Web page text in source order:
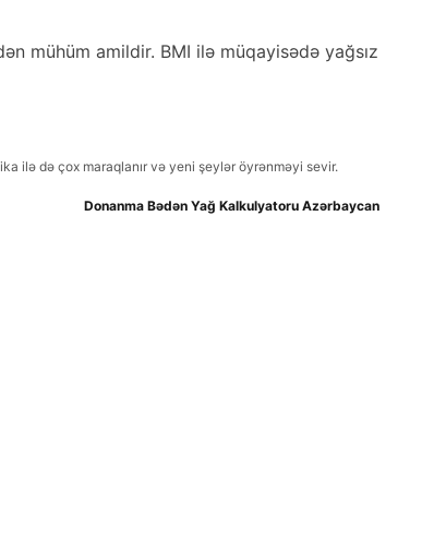
mühüm amildir. BMI ilə müqayisədə yağsız
ilə də çox maraqlanır və yeni şeylər öyrənməyi sevir.
Donanma Bədən Yağ Kalkulyatoru Azərbaycan